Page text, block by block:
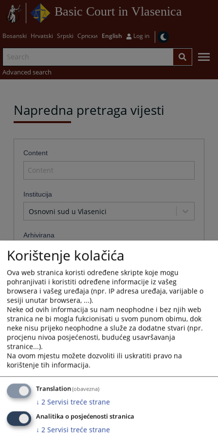
Basic Court in Vlasenica
Bosanski Hrvatski Srpski Српски English Log in
Advanced search
Napredna pretraga vijesti
Content
Institucija
Osnovni sud u Vlasenici
Arhivirana
Ne
Datum od
Navigate
forward
to
interact
with
the
calendar
and
select
a
date.
Press
the
question
Datum do
Navigate
forward
to
interact
with
the
calendar
and
select
a
Sortiraj po
Choose...
Napredne stavke
Korištenje kolačića
Ova web stranica koristi određene skripte koje mogu
pohranjivati i koristiti određene informacije iz vašeg
browsera i vašeg uređaja (npr. IP adresa uređaja, varijable o
sesiji unutar browsera, ...).
Neke od ovih informacija su nam neophodne i bez njih web
stranica ne bi mogla fukcionisati u svom punom obimu, dok
neke nisu prijeko neophodne a služe za dodatne stvari (npr.
procjenu nivoa posjećenosti, budućeg usavršavanja
stranice...).
Na ovom mjestu možete dozvoliti ili uskratiti pravo na
korištenje tih informacija.
Translation(obavezna)
↓ 2 Servisi treće strane
Analitika o posjećenosti stranica
↓ 2 Servisi treće strane